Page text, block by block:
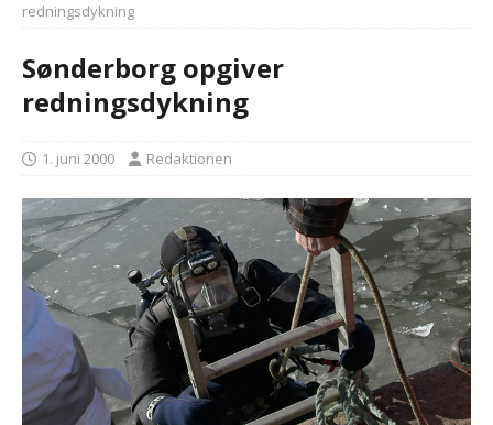
redningsdykning
Sønderborg opgiver
redningsdykning
1. juni 2000 Redaktionen